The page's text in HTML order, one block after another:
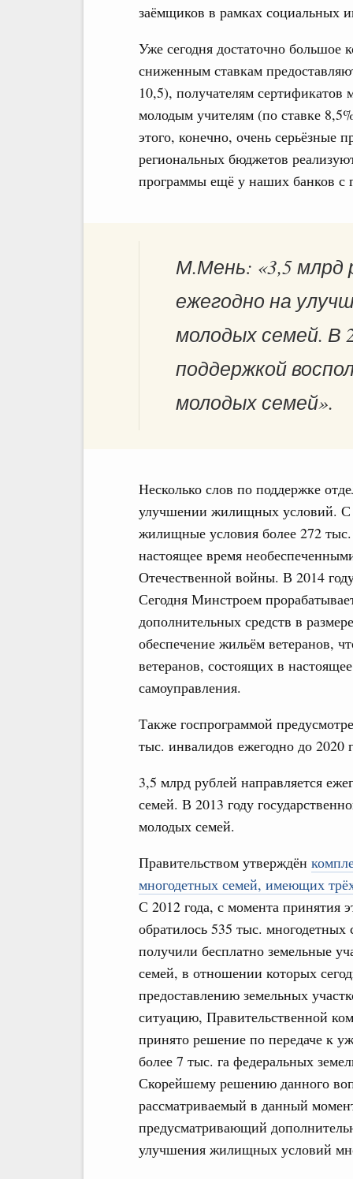
заёмщиков в рамках социальных
Уже сегодня достаточно большое
сниженным ставкам
10,5), получателям сертификатов
молодым учителям (по ставке
этого, конечно, очень серьёзные
региональных бюджетов
программы ещё у наших банков с
М.Мень: «3,5 млрд
ежегодно на
молодых семей. В
поддержкой
молодых семей».
Несколько слов по поддержке
улучшении жилищных условий. С
жилищные условия более 272
настоящее время
Отечественной войны. В 2014
Сегодня Минстроем
дополнительных средств в
обеспечение жильём ветеранов,
ветеранов, состоящих в
самоуправления.
Также госпрограммой
тыс. инвалидов ежегодно до 2020
3,5 млрд рублей направляется
семей. В 2013 году
молодых семей.
Правительством утверждён
многодетных семей, имеющих
С 2012 года, с момента принятия
обратилось 535 тыс.
получили бесплатно земельные
семей, в отношении которых
предоставлению земельных
ситуацию, Правительственной
принято решение по передаче к
более 7 тыс. га федеральных
Скорейшему решению данного
рассматриваемый в данный
предусматривающий
улучшения жилищных условий